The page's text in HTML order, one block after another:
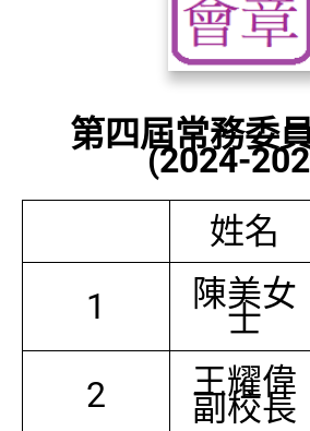
第四屆常務委
(2024-
姓名
1
陳美女
士
2 王耀偉
副校長